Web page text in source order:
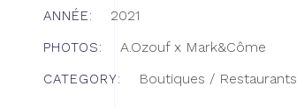
ANNÉE: 2021
PHOTOS: A.Ozouf x Mark&Côme
CATEGORY: Boutiques / Restaurants